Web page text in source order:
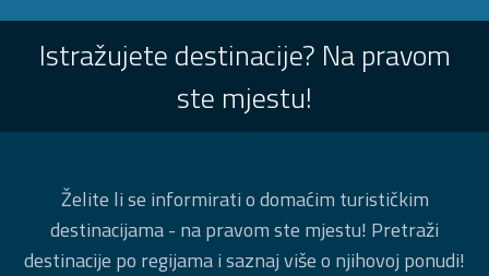
Istražujete destinacije? Na pravom
ste mjestu!
Želite li se informirati o domaćim turističkim
destinacijama - na pravom ste mjestu! Pretraži
destinacije po regijama i saznaj više o njihovoj ponudi!